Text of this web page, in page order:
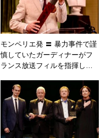
モンペリエ発 〓 暴力事件で謹
慎していたガーディナーがフ
ランス放送フィルを指揮し…